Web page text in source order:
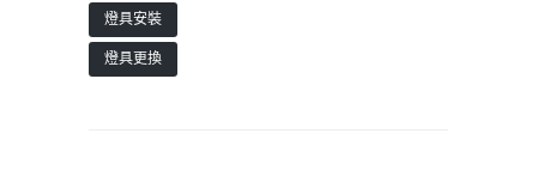
燈具安裝
燈具更換